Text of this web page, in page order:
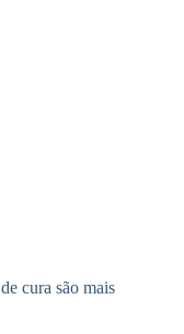
cura são mais